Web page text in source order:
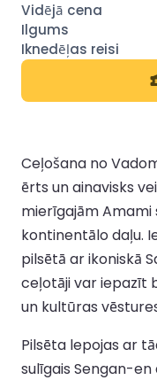
Ceļošana no
ērts un ainavisks
mierīgajām Amami
kontinentālo daļu.
pilsētā ar ikoniskā
ceļotāji var iepazīt
un kultūras
Pilsēta lepojas ar
sulīgais Sengan-